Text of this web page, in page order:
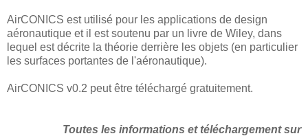
AirCONICS est utilisé pour les applications de design
aéronautique et il est soutenu par un livre de Wiley, dans
lequel est décrite la théorie derrière les objets (en particulier
les surfaces portantes de l'aéronautique).
AirCONICS v0.2 peut être téléchargé gratuitement.
Toutes les informations et téléchargement sur